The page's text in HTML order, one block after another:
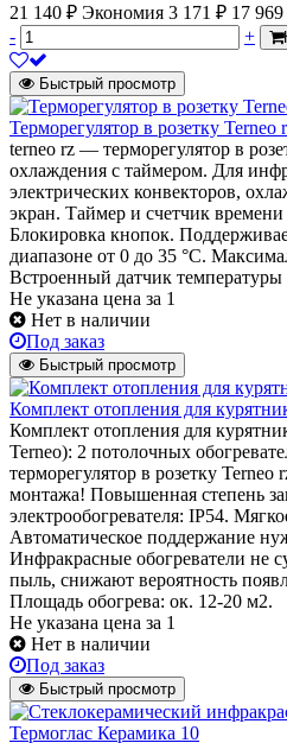
21 140 ₽ Экономия 3 171 ₽ 17
-
+
Быстрый просмотр
Терморегулятор в розетку Terneo
terneo rz — терморегулятор в
охлаждения с таймером. Для
электрических конвекторов,
экран. Таймер и счетчик
Блокировка кнопок.
диапазоне от 0 до 35 °С.
Встроенный датчик температуры
Не указана цена за 1
Нет в наличии
Под заказ
Быстрый просмотр
Комплект отопления для
Комплект отопления для
Terneo): 2 потолочных
терморегулятор в розетку Terneo
монтажа! Повышенная степень
электрообогревателя: IP54.
Автоматическое поддержание
Инфракрасные обогреватели не
пыль, снижают вероятность
Площадь обогрева: ок. 12-20 м2.
Не указана цена за 1
Нет в наличии
Под заказ
Быстрый просмотр